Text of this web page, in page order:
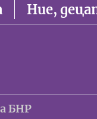
Ние,
БНР